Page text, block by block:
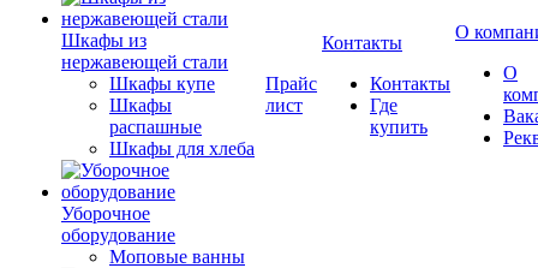
Шкафы из
нержавеющей стали
Шкафы купе
Шкафы
распашные
Шкафы для хлеба
Уборочное
оборудование
Моповые ванны
Прайс
лист
Контакты
Контакты
Где
купить
О
О